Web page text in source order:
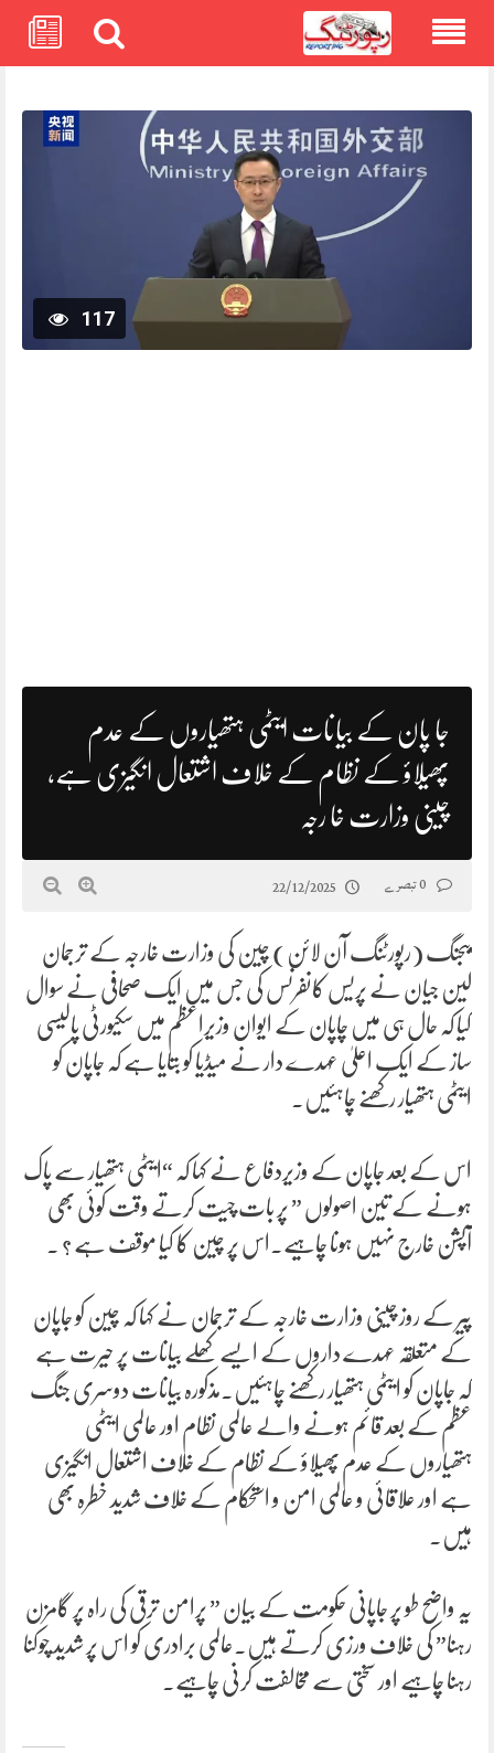
117
جا پان کے بیانات ایٹمی ہتھیاروں کے عدم
پھیلاؤ کے نظام کے خلاف اشتعال انگیزی ہے،
چینی وزارت خا رجہ
22/12/2025
بیجنگ (رپورٹنگ آن لائن) چین کی وزارت خارجہ کے ترجمان
لین جیان نے پریس کانفرنس کی جس میں ایک صحافی نے سوال
کیا کہ حال ہی میں چاپان کے ایوان وزیراعظم میں سکیورٹی پالیسی
ساز کے ایک اعلیٰ عہدے دار نے میڈیا کو بتایا ہے کہ جاپان کو
ایٹمی ہتھیار رکھنے چاہئیں۔
اس کے بعد جاپان کے وزیردفاع نے کہا کہ “ایٹمی ہتھیار سے پاک
ہونے کے تین اصولوں ” پر بات چیت کرتے وقت کوئی بھی
آپشن خارج نہیں ہونا چاہیے۔اس پر چین کا کیا موقف ہے ؟ ۔
پیر کے روز چینی وزارت خارجہ کے ترجمان نے کہا کہ چین کو جاپان
کے متعلقہ عہدے داروں کے ایسے کھلے بیانات پر حیرت ہے
کہ جاپان کو ایٹمی ہتھیار رکھنے چاہئیں۔مذکورہ بیانات دوسری جنگ
عظم کے بعد قائم ہونے والے عالمی نظام اور عالمی ایٹمی
ہتھیاروں کے عدم پھیلاؤ کے نظام کے خلاف اشتعال انگیزی
ہے اور علاقائی و عالمی امن و استحکام کے خلاف شدید خطرہ بھی
ہیں۔
یہ واضح طو پر جاپانی حکومت کے بیان ” پرامن ترقی کی راہ پر گامزن
رہنا” کی خلاف ورزی کرتے ہیں۔عالمی برادری کو اس پر شدید چوکنا
رہنا چاہیے اور سختی سے مخالفت کرنی چاہیے۔